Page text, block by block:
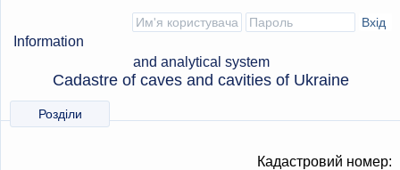
Information
and analytical system
Cadastre of caves and cavities of Ukraine
Розділи
Кадастровий номер: